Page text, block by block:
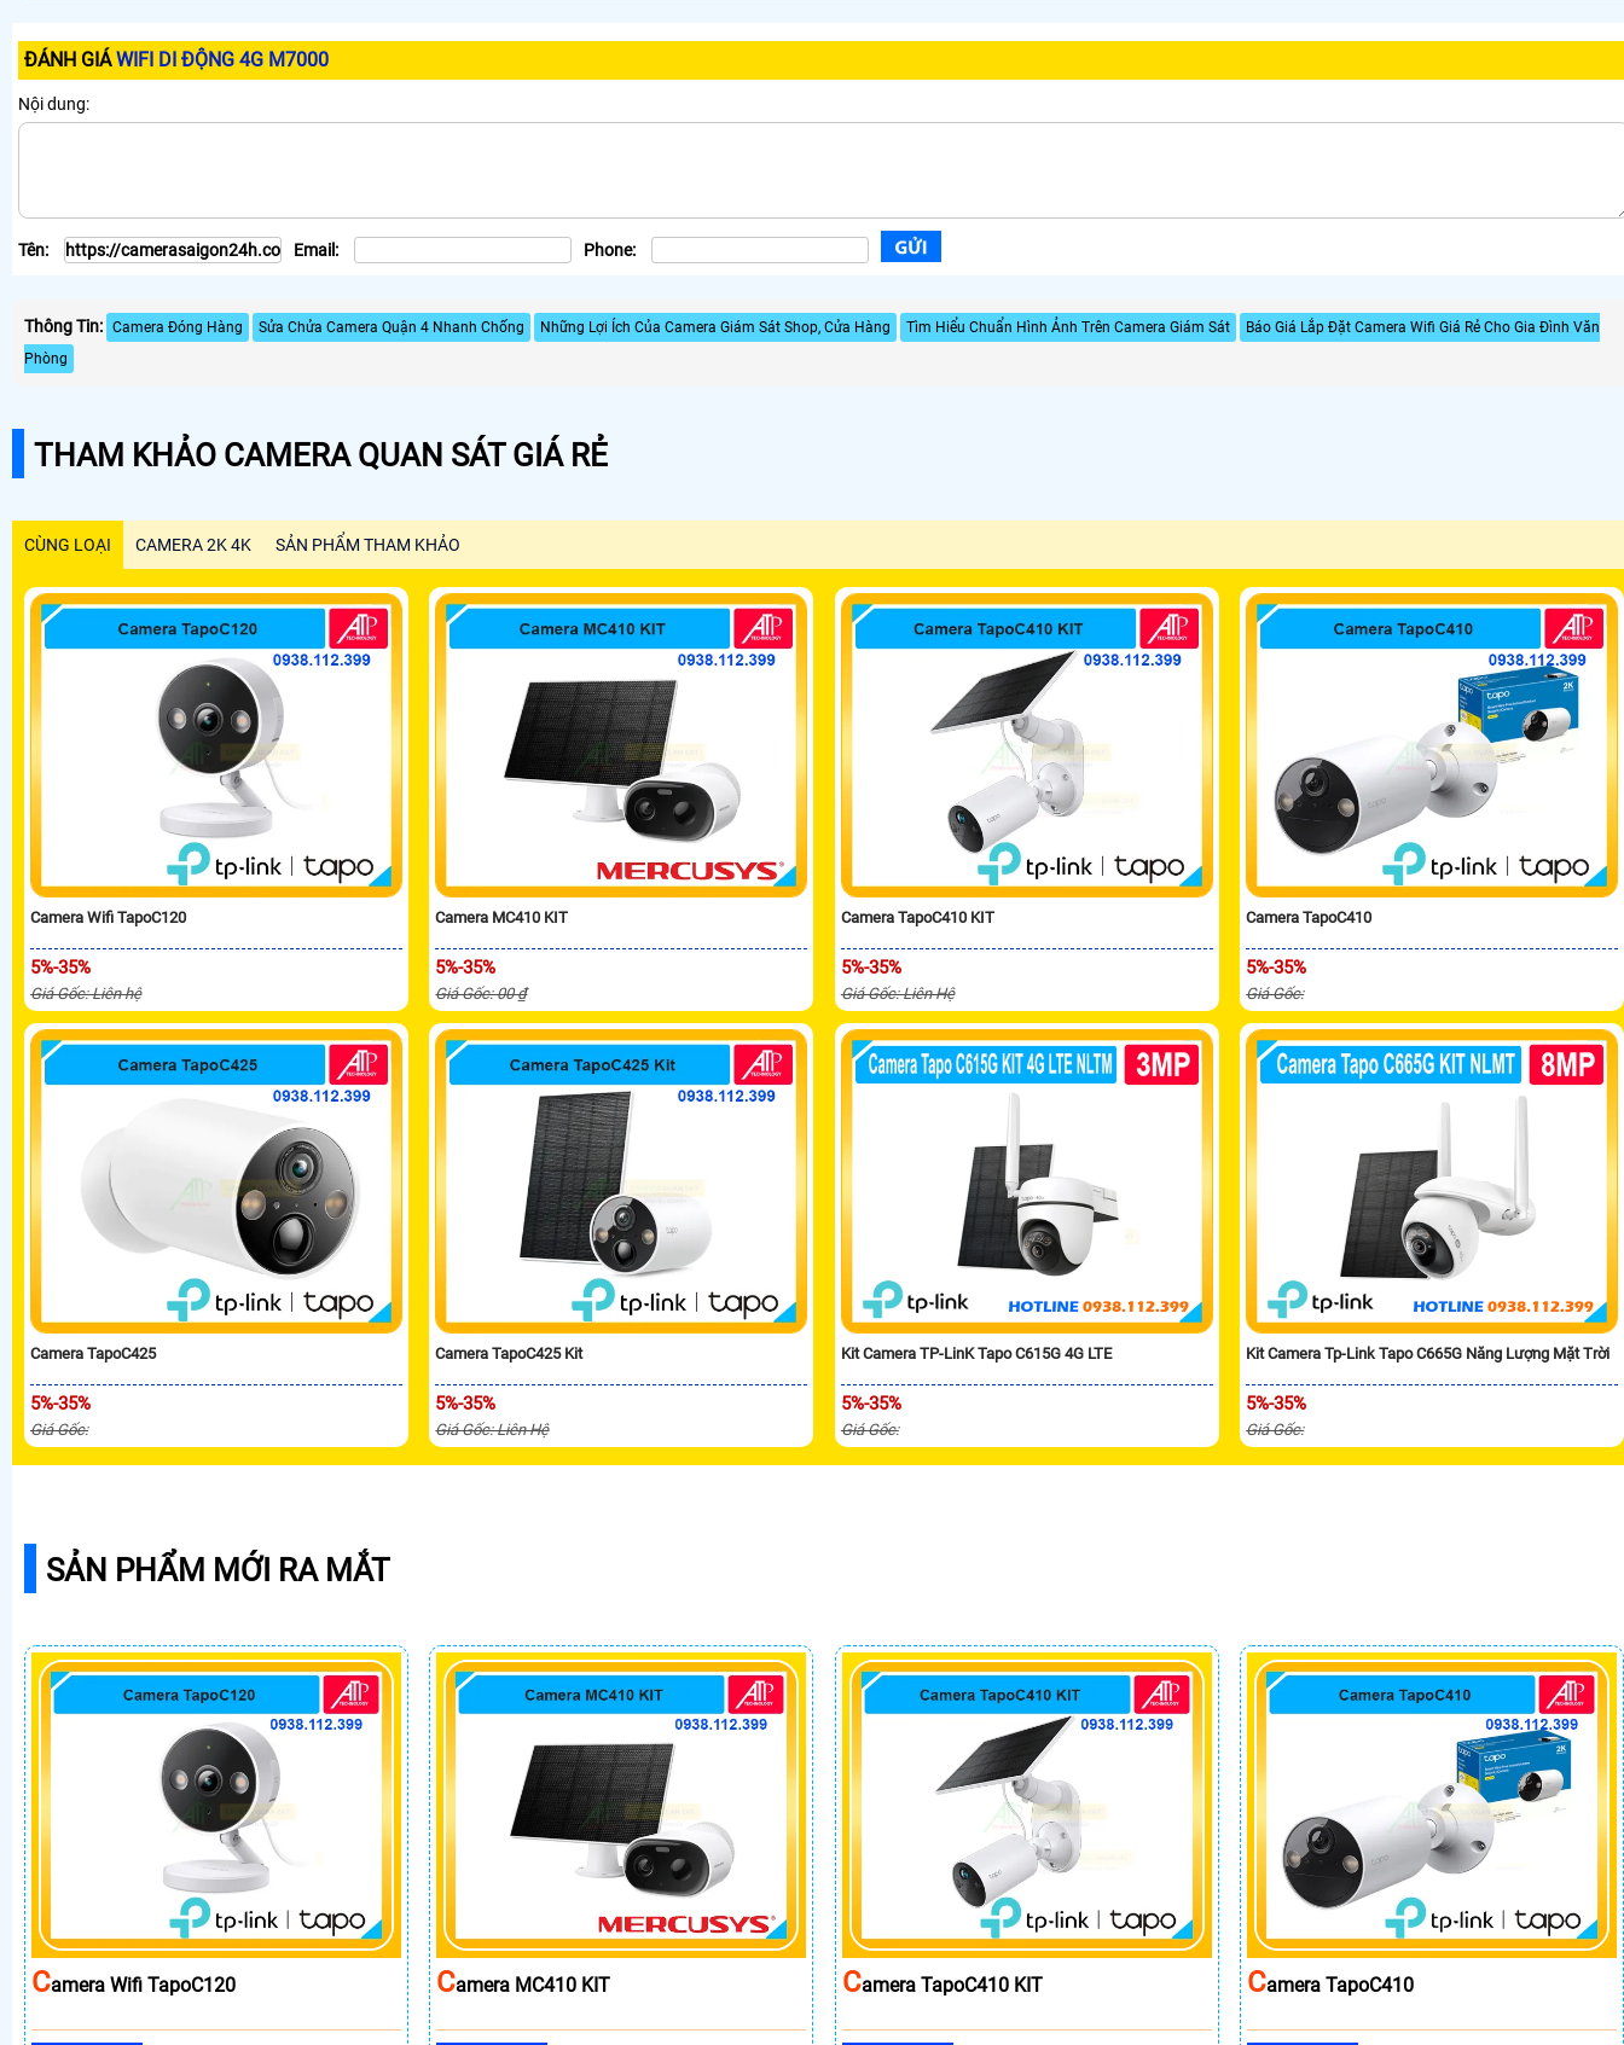
ĐÁNH GIÁWIFI DI ĐỘNG 4G M7000
Nội dung:
Tên: Email: Phone:
Thông Tin: Camera Đóng Hàng Sửa Chửa Camera Quận 4 Nhanh Chống Những Lợi Ích Của Camera Giám Sát Shop, Cửa Hàng Tìm Hiểu Chuẩn Hình Ảnh Trên Camera Giám Sát
Báo Giá Lắp Đặt Camera Wifi Giá Rẻ Cho Gia Đình Văn
Phòng
THAM KHẢO CAMERA QUAN SÁT GIÁ RẺ
CÙNG LOẠI CAMERA 2K 4K SẢN PHẨM THAM KHẢO
Camera Wifi TapoC120
5%-35%
Giá Gốc: Liên hệ
Camera MC410 KIT
5%-35%
Giá Gốc: 00 ₫
Camera TapoC410 KIT
5%-35%
Giá Gốc: Liên Hệ
Camera TapoC410
5%-35%
Giá Gốc:
Camera TapoC425
5%-35%
Giá Gốc:
Camera TapoC425 Kit
5%-35%
Giá Gốc: Liên Hệ
Kit Camera TP-LinK Tapo C615G 4G LTE
5%-35%
Giá Gốc:
Kit Camera Tp-Link Tapo C665G Năng Lượng Mặt Trời
5%-35%
Giá Gốc:
SẢN PHẨM MỚI RA MẮT
CAmera Wifi TapoC120 CAmera MC410 KIT CAmera TapoC410 KIT CAmera TapoC410